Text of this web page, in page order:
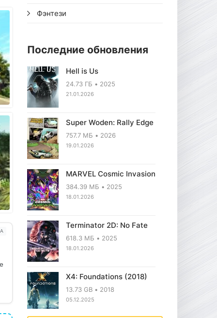
Фэнтези
Последние обновления
Hell is Us
24.73 ГБ 2025
21.01.2026
Super Woden: Rally Edge
757.7 МБ 2026
19.01.2026
MARVEL Cosmic Invasion
384.39 МБ 2025
18.01.2026
Terminator 2D: No Fate
618.3 МБ 2025
18.01.2026
X4: Foundations (2018)
13.73 GB 2018
05.12.2025